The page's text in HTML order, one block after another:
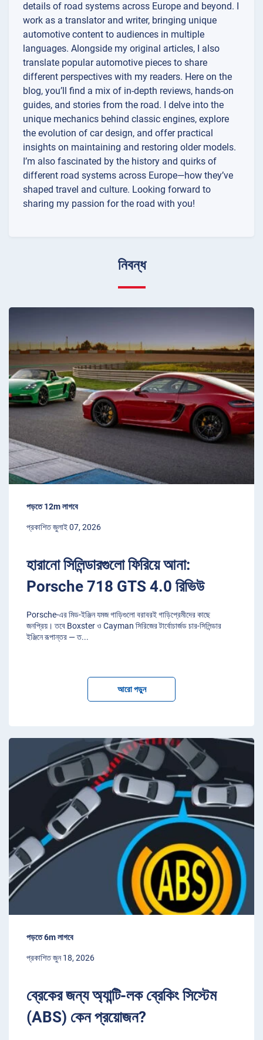
details of road systems across Europe and beyond. I
work as a translator and writer, bringing unique
automotive content to audiences in multiple
languages. Alongside my original articles, I also
translate popular automotive pieces to share
different perspectives with my readers. Here on the
blog, you’ll find a mix of in-depth reviews, hands-on
guides, and stories from the road. I delve into the
unique mechanics behind classic engines, explore
the evolution of car design, and offer practical
insights on maintaining and restoring older models.
I’m also fascinated by the history and quirks of
different road systems across Europe—how they’ve
shaped travel and culture. Looking forward to
sharing my passion for the road with you!
নিবন্ধ
পড়তে 12m লাগবে
প্রকাশিত জুলাই 07, 2026
হারানো সিলিন্ডারগুলো ফিরিয়ে আনা:
Porsche 718 GTS 4.0 রিভিউ
Porsche-এর মিড-ইঞ্জিন যমজ গাড়িগুলো বরাবরই গাড়িপ্রেমীদের কাছে
জনপ্রিয়। তবে Boxster ও Cayman সিরিজের টার্বোচার্জড চার-সিলিন্ডার
ইঞ্জিনে রূপান্তর — ত...
আরো পড়ুন
পড়তে 6m লাগবে
প্রকাশিত জুন 18, 2026
ব্রেকের জন্য অ্যান্টি-লক ব্রেকিং সিস্টেম
(ABS) কেন প্রয়োজন?